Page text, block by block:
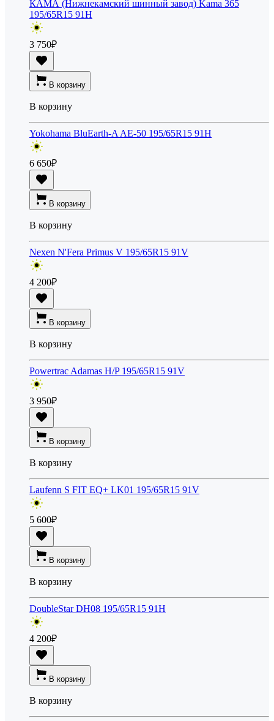
КАМА (Нижнекамский шинный завод) Kama 365
195/65R15 91H
3 750₽
В корзину
В корзину
Yokohama BluEarth-A AE-50 195/65R15 91H
6 650₽
В корзину
В корзину
Nexen N'Fera Primus V 195/65R15 91V
4 200₽
В корзину
В корзину
Powertrac Adamas H/P 195/65R15 91V
3 950₽
В корзину
В корзину
Laufenn S FIT EQ+ LK01 195/65R15 91V
5 600₽
В корзину
В корзину
DoubleStar DH08 195/65R15 91H
4 200₽
В корзину
В корзину